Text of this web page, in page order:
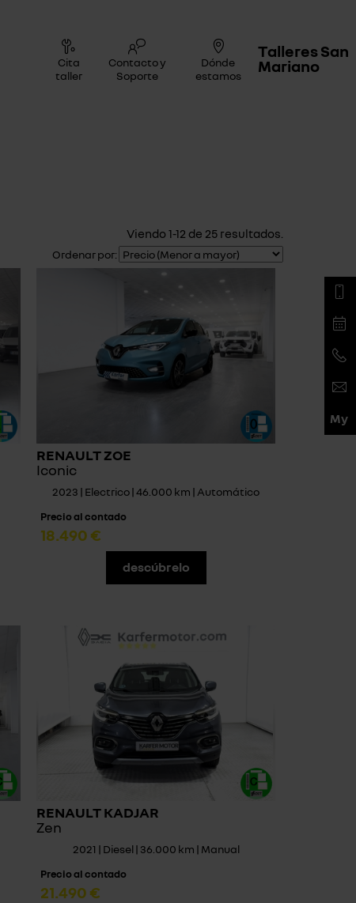
Cita
taller
Contacto y
Soporte
Dónde
estamos
Talleres San
Mariano
Viendo 1-12 de 25 resultados.
Ordenar por:
RENAULT ZOE
Iconic
2023 | Electrico | 46.000 km | Automático
Precio al contado
18.490 €
descúbrelo
RENAULT KADJAR
Zen
2021 | Diesel | 36.000 km | Manual
Precio al contado
21.490 €